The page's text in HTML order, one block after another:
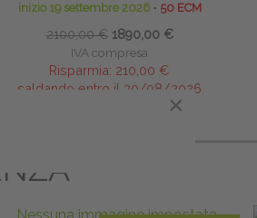
inizio 19 settembre 2026 ∙ 50 ECM
2100,00 € 1890,00 €
IVA compresa
Risparmia: 210,00 €
saldando entro il 30/08/2026
×